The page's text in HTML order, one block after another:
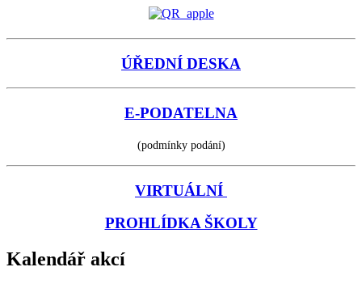
ÚŘEDNÍ DESKA
E-PODATELNA
(podmínky podání)
VIRTUÁLNÍ
PROHLÍDKA ŠKOLY
Kalendář akcí